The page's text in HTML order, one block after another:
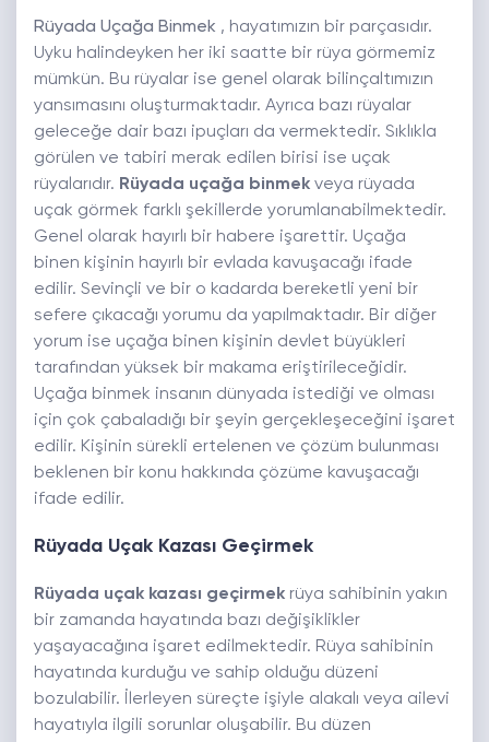
Rüyada Uçağa Binmek , hayatımızın bir parçasıdır.
Uyku halindeyken her iki saatte bir rüya görmemiz
mümkün. Bu rüyalar ise genel olarak bilinçaltımızın
yansımasını oluşturmaktadır. Ayrıca bazı rüyalar
geleceğe dair bazı ipuçları da vermektedir. Sıklıkla
görülen ve tabiri merak edilen birisi ise uçak
rüyalarıdır. Rüyada uçağa binmek veya rüyada
uçak görmek farklı şekillerde yorumlanabilmektedir.
Genel olarak hayırlı bir habere işarettir. Uçağa
binen kişinin hayırlı bir evlada kavuşacağı ifade
edilir. Sevinçli ve bir o kadarda bereketli yeni bir
sefere çıkacağı yorumu da yapılmaktadır. Bir diğer
yorum ise uçağa binen kişinin devlet büyükleri
tarafından yüksek bir makama eriştirileceğidir.
Uçağa binmek insanın dünyada istediği ve olması
için çok çabaladığı bir şeyin gerçekleşeceğini işaret
edilir. Kişinin sürekli ertelenen ve çözüm bulunması
beklenen bir konu hakkında çözüme kavuşacağı
ifade edilir.
Rüyada Uçak Kazası Geçirmek
Rüyada uçak kazası geçirmek rüya sahibinin yakın
bir zamanda hayatında bazı değişiklikler
yaşayacağına işaret edilmektedir. Rüya sahibinin
hayatında kurduğu ve sahip olduğu düzeni
bozulabilir. İlerleyen süreçte işiyle alakalı veya ailevi
hayatıyla ilgili sorunlar oluşabilir. Bu düzen